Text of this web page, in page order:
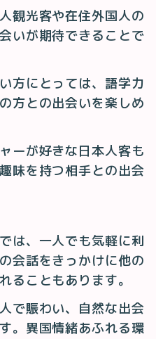
観光客や在住外国人の
いが期待できることで
方にとっては、語学力
方との出会いを楽しめ
ーが好きな日本人客も
味を持つ相手との出会
は、一人でも気軽に利
会話をきっかけに他の
ることもあります。
で賑わい、自然な出会
。異国情緒あふれる環